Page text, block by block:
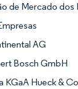
de Mercado dos
AG
Bosch GmbH
KGaA Hueck &